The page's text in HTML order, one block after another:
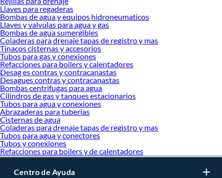
Llaves para regaderas
Bombas de agua y equipos hidroneumaticos
Llaves y valvulas para agua y gas
Bombas de agua sumergibles
Coladeras para drenaje tapas de registro y mas
Tinacos cisternas y accesorios
Tubos para gas y conexiones
Refacciones para boilers y calentadores
Desag es contras y contracanastas
Desagues contras y contracanastas
Bombas centrifugas para agua
Cilindros de gas y tanques estacionarios
Tubos para agua y conexiones
Abrazaderas para tuberias
Cisternas de agua
Coladeras para drenaje tapas de registro y mas
Tubos para agua y conectores
Tubos y conexiones
Refacciones para boilers y de calentadores
Centro de Ayuda